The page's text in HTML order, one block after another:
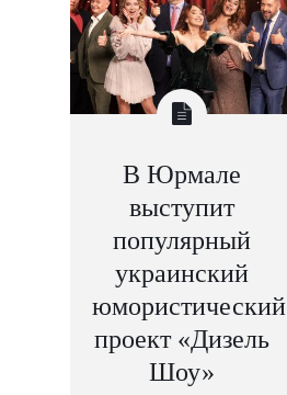
В Юрмале
выступит
популярный
украинский
юмористический
проект «Дизель
Шоу»